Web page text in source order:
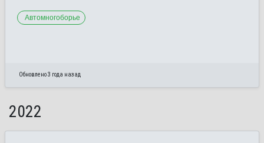
Автомногоборье
Обновлено 3 года назад
2022